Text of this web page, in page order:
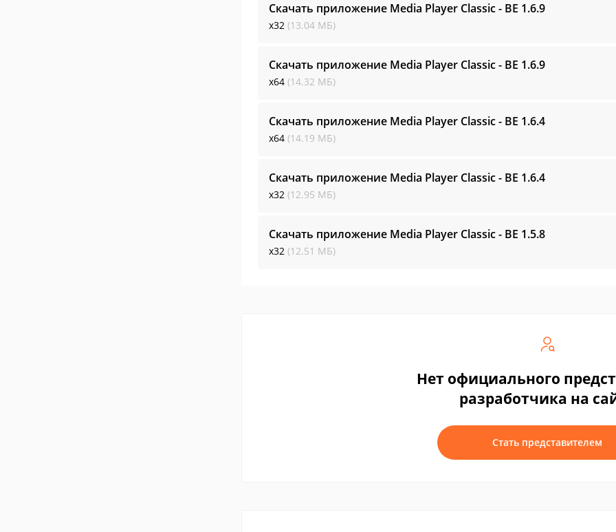
Скачать приложение Media Player Classic - BE 1.6.9
x32 (13.04 МБ)
Скачать приложение Media Player Classic - BE 1.6.9
x64 (14.32 МБ)
Скачать приложение Media Player Classic - BE 1.6.4
x64 (14.19 МБ)
Скачать приложение Media Player Classic - BE 1.6.4
x32 (12.95 МБ)
Скачать приложение Media Player Classic - BE 1.5.8
x32 (12.51 МБ)
Нет официального
разработчика на
Стать представителем